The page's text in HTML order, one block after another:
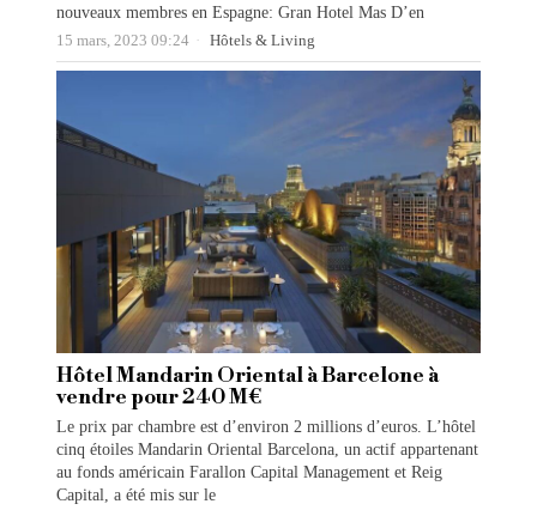
nouveaux membres en Espagne: Gran Hotel Mas D’en
15 mars, 2023 09:24 Hôtels & Living
Hôtel Mandarin Oriental à Barcelone à
vendre pour 240 M€
Le prix par chambre est d’environ 2 millions d’euros. L’hôtel
cinq étoiles Mandarin Oriental Barcelona, un actif appartenant
au fonds américain Farallon Capital Management et Reig
Capital, a été mis sur le